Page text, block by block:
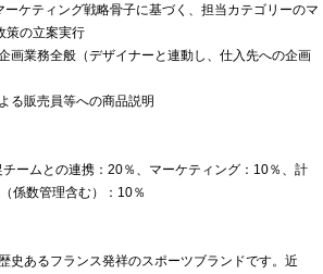
ーケティング戦略骨子に基づく、担当カテゴリーのマ
策の立案実行
画業務全般（デザイナーと連動し、仕入先への企画
る販売員等への商品説明
ームとの連携：20％、マーケティング：10％、計
係数管理含む）：10％
史あるフランス発祥のスポーツブランドです。近